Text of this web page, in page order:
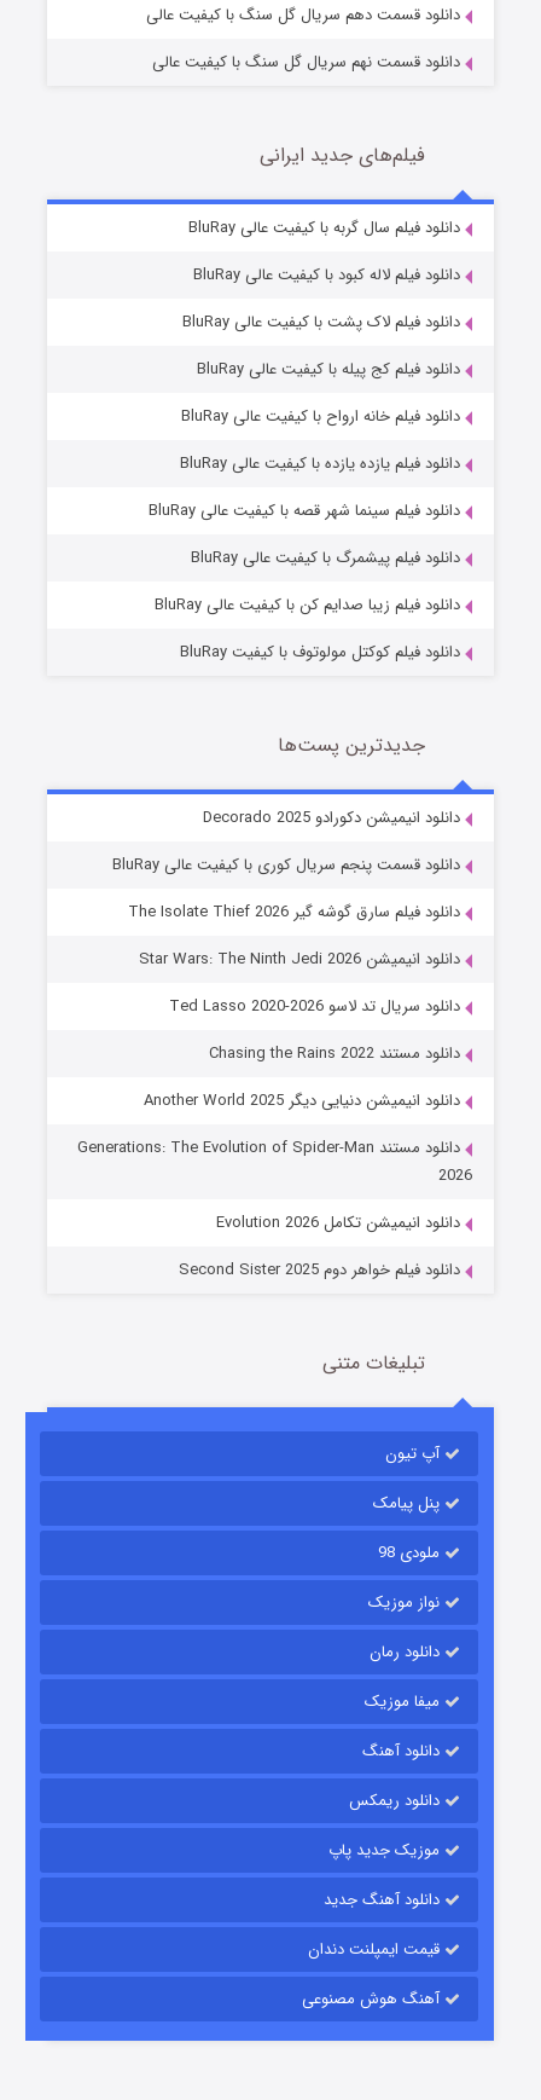
قسمت7 (زیرنویس) منتشر شد
خاندان اژدها فصل ۳
جادوگری در مغولستان
قسمت14 (زیرنویس) منتشر شد
باب اسفنجی فصل ۱۷
قسمت6 (زیرنویس) منتشر شد
قسمت15 (دوبله) منتشر شد
دانلود قسمت دهم سریال گل سنگ با کیفیت عالی
دانلود قسمت نهم سریال گل سنگ با کیفیت عالی
فیلم‌های جدید ایرانی
دانلود فیلم سال گربه با کیفیت عالی BluRay
دانلود فیلم لاله کبود با کیفیت عالی BluRay
دانلود فیلم لاک پشت با کیفیت عالی BluRay
دانلود فیلم کج‌ پیله با کیفیت عالی BluRay
دانلود فیلم خانه ارواح با کیفیت عالی BluRay
دانلود فیلم یازده یازده با کیفیت عالی BluRay
دانلود فیلم سینما شهر قصه با کیفیت عالی BluRay
دانلود فیلم پیشمرگ با کیفیت عالی BluRay
دانلود فیلم زیبا صدایم کن با کیفیت عالی BluRay
دانلود فیلم کوکتل مولوتوف با کیفیت BluRay
جدیدترین پست‌ها
دانلود انیمیشن دکورادو Decorado 2025
دانلود قسمت پنجم سریال کوری با کیفیت عالی BluRay
دانلود فیلم سارق گوشه گیر The Isolate Thief 2026
دانلود انیمیشن Star Wars: The Ninth Jedi 2026
دانلود سریال تد لاسو Ted Lasso 2020-2026
دانلود مستند Chasing the Rains 2022
دانلود انیمیشن دنیایی دیگر Another World 2025
دانلود مستند Generations: The Evolution of Spider-Man
2026
دانلود انیمیشن تکامل Evolution 2026
دانلود فیلم خواهر دوم Second Sister 2025
تبلیغات متنی
آپ تیون
پنل پیامک
ملودی 98
نواز موزیک
دانلود رمان
میفا موزیک
دانلود آهنگ
دانلود ریمکس
موزیک جدید پاپ
دانلود آهنگ جدید
قیمت ایمپلنت دندان
آهنگ هوش مصنوعی